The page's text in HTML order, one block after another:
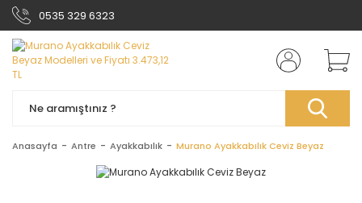
0535 329 6323
Anasayfa Antre Ayakkabılık Murano Ayakkabılık Ceviz Beyaz